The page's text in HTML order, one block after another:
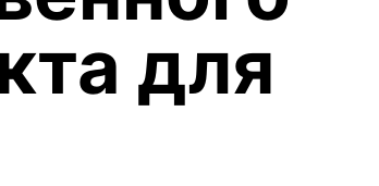
для